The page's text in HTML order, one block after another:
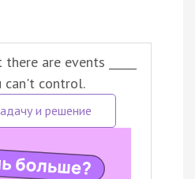
are events _____
can't control.